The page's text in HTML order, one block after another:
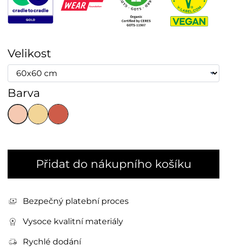
Velikost
Barva
Přidat do nákupního košíku
Bezpečný platební proces
Vysoce kvalitní materiály
Rychlé dodání